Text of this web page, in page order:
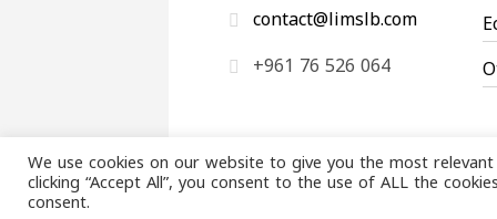
contact@limslb.com
+961 76 526 064
We use cookies on our website to give you the most
clicking “Accept All”, you consent to the use of ALL the
consent.